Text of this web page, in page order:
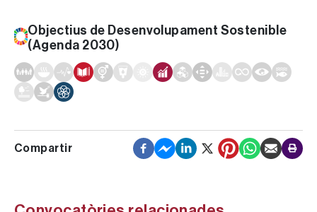
Objectius de Desenvolupament Sostenible
(Agenda 2030)